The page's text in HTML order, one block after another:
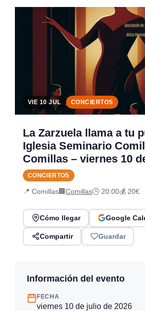
VIE 10 JUL CONCIERTOS
La Zarzuela llama a tu
Iglesia Seminario
Comillas – viernes 10
CONCIERTOS
📍 Comillas🏢Comillas🕒 20:00💰 20€
Cómo llegar Google
Compartir Guardar
Información del evento
FECHA
viernes 10 de julio de 2026